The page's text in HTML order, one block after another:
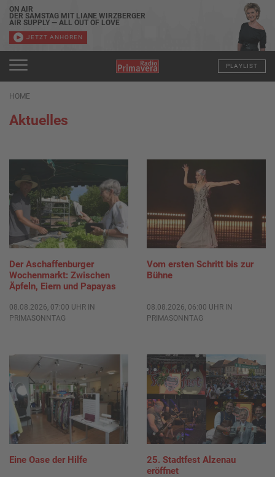
ON AIR
DER SAMSTAG MIT LIANE WIRZBERGER
AIR SUPPLY — ALL OUT OF LOVE
JETZT ANHÖREN
PLAYLIST
HOME
Aktuelles
Der Aschaffenburger
Wochenmarkt: Zwischen
Äpfeln, Eiern und Papayas
08.08.2026, 07:00 UHR IN
PRIMASONNTAG
Vom ersten Schritt bis zur
Bühne
08.08.2026, 06:00 UHR IN
PRIMASONNTAG
Eine Oase der Hilfe
25. Stadtfest Alzenau
eröffnet